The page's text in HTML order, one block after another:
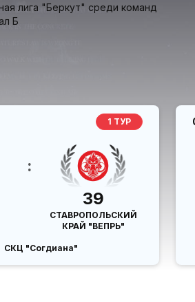
лига "Беркут" среди команд
Б
1 ТУР
:
39
СТАВРОПОЛЬСКИЙ
КРАЙ "ВЕПРЬ"
СКЦ "Согдиана"